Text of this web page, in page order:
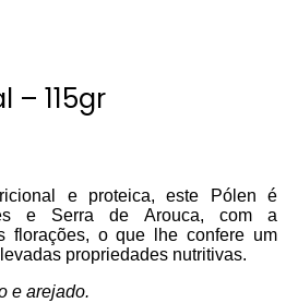
– 115gr
e proteica, este Pólen é
e Serra de Arouca, com a
florações, o que lhe confere um
propriedades nutritivas.
e arejado.